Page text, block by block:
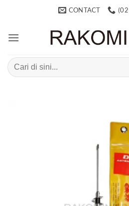
CONTACT
Search
for: